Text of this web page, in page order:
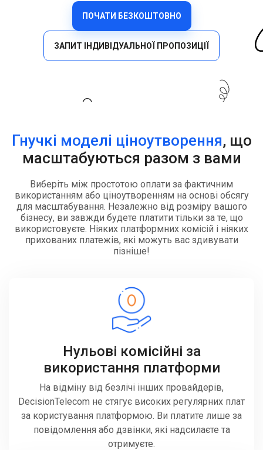
ПОЧАТИ БЕЗКОШТОВНО
ЗАПИТ ІНДИВІДУАЛЬНОЇ ПРОПОЗИЦІЇ
Гнучкі моделі ціноутворення, що
масштабуються разом з вами
Виберіть між простотою оплати за фактичним
використанням або ціноутворенням на основі обсягу
для масштабування. Незалежно від розміру вашого
бізнесу, ви завжди будете платити тільки за те, що
використовуєте. Ніяких платформних комісій і ніяких
прихованих платежів, які можуть вас здивувати
пізніше!
Нульові комісійні за
використання платформи
На відміну від безлічі інших провайдерів,
DecisionTelecom не стягує високих регулярних плат
за користування платформою. Ви платите лише за
повідомлення або дзвінки, які надсилаєте та
отримуєте.